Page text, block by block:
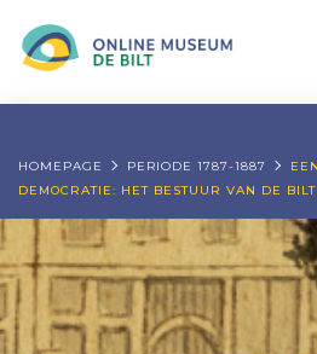
HOMEPAGE PERIODE 1787-1887
DEMOCRATIE: HET BESTUUR VAN DE